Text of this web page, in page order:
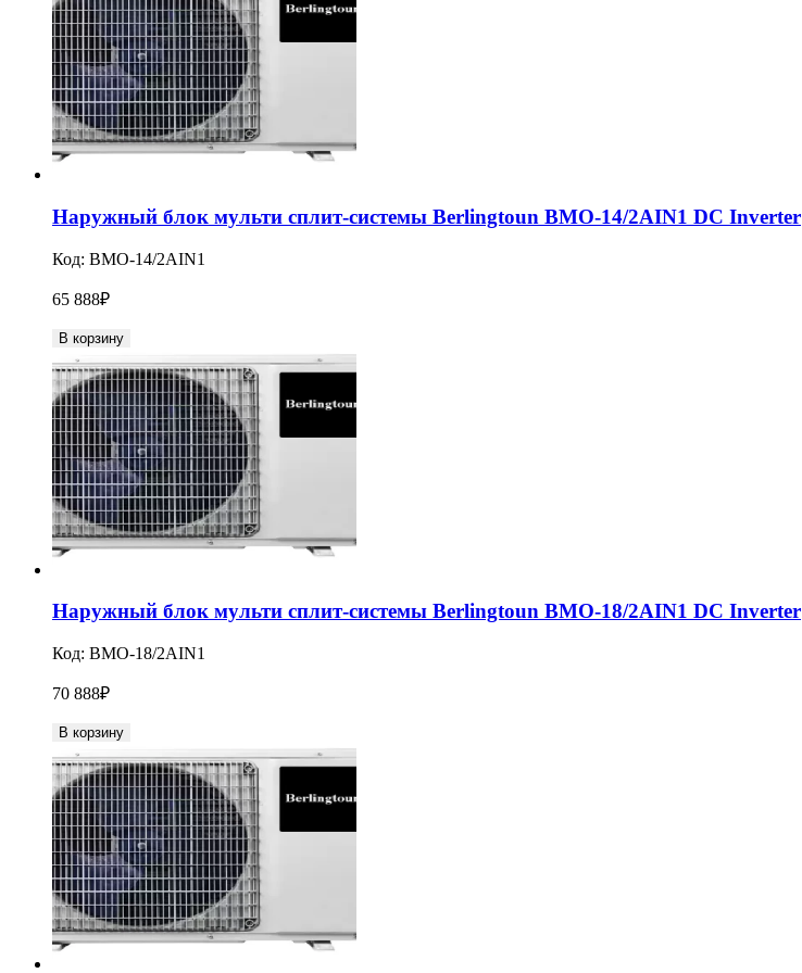
Наружный блок мульти сплит-системы Berlingtoun BMO-14/2AIN1 DC Inverter
Код: BMO-14/2AIN1
65 888₽
В корзину
Наружный блок мульти сплит-системы Berlingtoun BMO-18/2AIN1 DC Inverter
Код: BMO-18/2AIN1
70 888₽
В корзину